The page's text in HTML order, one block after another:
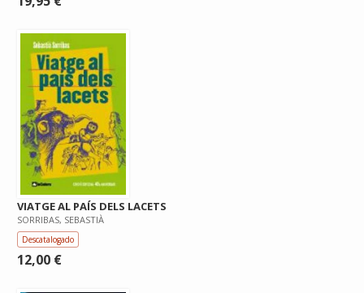
VIATGE AL PAÍS DELS LACETS
SORRIBAS, SEBASTIÀ
Descatalogado
12,00 €